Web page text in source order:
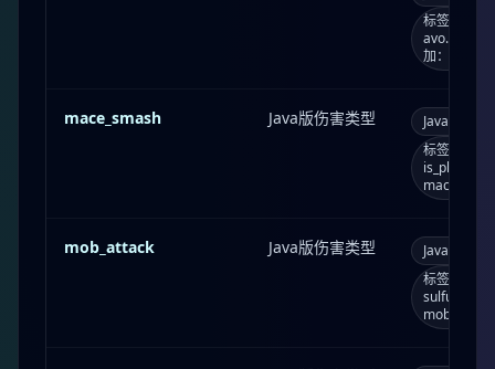
标签：
avo...；死
加：0.0
mace_smash Java版伤害类型 Java版
标签：
is_playe...
mob_attack Java版伤害类型 Java版
标签：
mob；消耗